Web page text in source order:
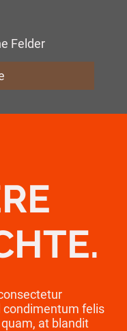
Felder
condimentum felis
at blandit